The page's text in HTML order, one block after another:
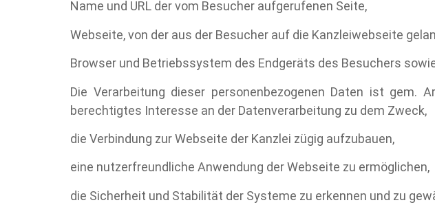
Name und URL der vom Besucher aufgerufenen Seite,
Webseite, von der aus der Besucher auf die Kanzleiwebseite
Browser und Betriebssystem des Endgeräts des Besuchers
Die Verarbeitung dieser personenbezogenen Daten ist
berechtigtes Interesse an der Datenverarbeitung zu dem Zweck,
die Verbindung zur Webseite der Kanzlei zügig aufzubauen,
eine nutzerfreundliche Anwendung der Webseite zu ermöglichen,
die Sicherheit und Stabilität der Systeme zu erkennen und zu